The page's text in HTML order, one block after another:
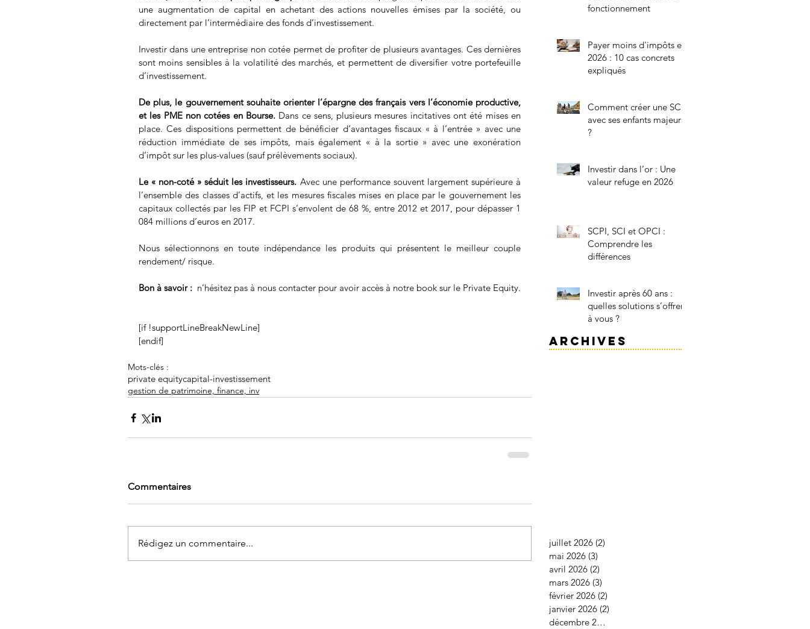
une augmentation de capital en achetant des actions nouvelles émises par la société, ou
directement par l’intermédiaire des fonds d’investissement.
Investir dans une entreprise non cotée permet de profiter de plusieurs avantages. Ces dernières
sont moins sensibles à la volatilité des marchés, et permettent de diversifier votre portefeuille
d’investissement.
De plus, le gouvernement souhaite orienter l’épargne des français vers l’économie productive,
et les PME non cotées en Bourse. Dans ce sens, plusieurs mesures incitatives ont été mises en
place. Ces dispositions permettent de bénéficier d’avantages fiscaux « à l’entrée » avec une
réduction immédiate de ses impôts, mais également « à la sortie » avec une exonération
d’impôt sur les plus-values (sauf prélèvements sociaux).
Le « non-coté » séduit les investisseurs. Avec une performance souvent largement supérieure à
l’ensemble des classes d’actifs, et les mesures fiscales mises en place par le gouvernement les
capitaux collectés par les FIP et FCPI s’envolent de 68 %, entre 2012 et 2017, pour dépasser 1
084 millions d’euros en 2017.
Nous sélectionnons en toute indépendance les produits qui présentent le meilleur couple
rendement/ risque.
Bon à savoir : n’hésitez pas à nous contacter pour avoir accès à notre book sur le Private Equity.
[if !supportLineBreakNewLine]
[endif]
Mots-clés :
private equitycapital-investissement
gestion de patrimoine, finance, inv
Commentaires
Rédigez un commentaire...
fonctionnement
Payer moins d'impôts en
2026 : 10 cas concrets
expliqués
Comment créer une SCI
avec ses enfants majeurs
?
Investir dans l’or : Une
valeur refuge en 2026
SCPI, SCI et OPCI :
Comprendre les
différences
Investir après 60 ans :
quelles solutions s’offrent
à vous ?
Archives
juillet 2026 (2)
mai 2026 (3)
avril 2026 (2)
mars 2026 (3)
février 2026 (2)
janvier 2026 (2)
décembre 2025